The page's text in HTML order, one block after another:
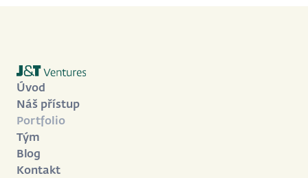
Úvod
Náš přístup
Portfolio
Tým
Blog
Kontakt